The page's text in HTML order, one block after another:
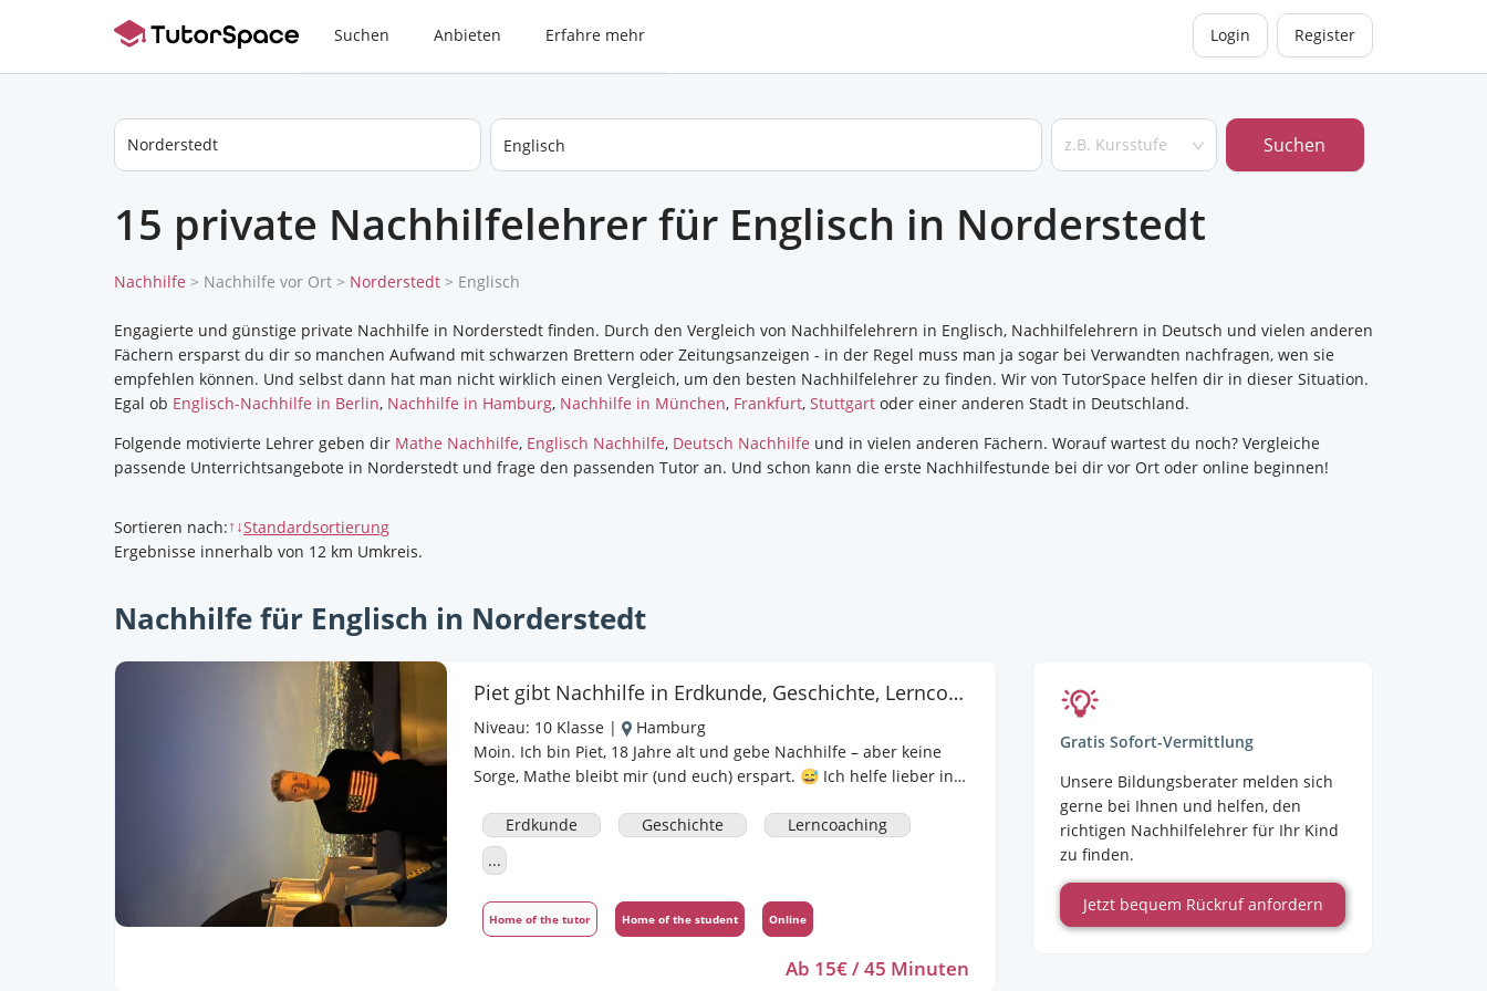
Suchen Anbieten Erfahre mehr Login Register
Norderstedt z.B. Kursstufe Suchen
15 private Nachhilfelehrer für Englisch in Norderstedt
Nachhilfe > Nachhilfe vor Ort > Norderstedt > Englisch
Engagierte und günstige private Nachhilfe in Norderstedt finden. Durch den Vergleich von Nachhilfelehrern in Englisch, Nachhilfelehrern in Deutsch und vielen anderen
Fächern ersparst du dir so manchen Aufwand mit schwarzen Brettern oder Zeitungsanzeigen - in der Regel muss man ja sogar bei Verwandten nachfragen, wen sie
empfehlen können. Und selbst dann hat man nicht wirklich einen Vergleich, um den besten Nachhilfelehrer zu finden. Wir von TutorSpace helfen dir in dieser Situation.
Egal ob Englisch-Nachhilfe in Berlin, Nachhilfe in Hamburg, Nachhilfe in München, Frankfurt, Stuttgart oder einer anderen Stadt in Deutschland.
Folgende motivierte Lehrer geben dir Mathe Nachhilfe, Englisch Nachhilfe, Deutsch Nachhilfe und in vielen anderen Fächern. Worauf wartest du noch? Vergleiche
passende Unterrichtsangebote in Norderstedt und frage den passenden Tutor an. Und schon kann die erste Nachhilfestunde bei dir vor Ort oder online beginnen!
Sortieren nach: ↑↓Standardsortierung
Ergebnisse innerhalb von 12 km Umkreis.
Nachhilfe für Englisch in Norderstedt
Piet gibt Nachhilfe in Erdkunde, Geschichte, Lerncoaching, Deutsch für Geflüchtete, Konversationstraining, Deutsch (Schule), Englisch
Niveau: 10 Klasse |
Hamburg
Moin. Ich bin Piet, 18 Jahre alt und gebe Nachhilfe – aber keine
Sorge, Mathe bleibt mir (und euch) erspart. 😅 Ich helfe lieber in
Kreativität weiterkommt. Meine größte Freude ist es, wenn meine
Schüler merken: „Hey, das funktioniert doch!“ – und dabei
vielleicht sogar ein kleines bisschen Spaß haben.
Erdkunde Geschichte
Lerncoaching
...
Home of the tutor Home of the student Online
Ab 15€ / 45 Minuten
Gratis Sofort-Vermittlung
Unsere Bildungsberater melden sich
gerne bei Ihnen und helfen, den
richtigen Nachhilfelehrer für Ihr Kind
zu finden.
Jetzt bequem Rückruf anfordern